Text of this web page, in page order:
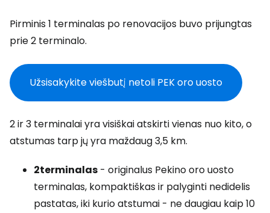
Pirminis 1 terminalas po renovacijos buvo prijungtas
prie 2 terminalo.
Užsisakykite viešbutį netoli PEK oro uosto
2 ir 3 terminalai yra visiškai atskirti vienas nuo kito, o
atstumas tarp jų yra maždaug 3,5 km.
2terminalas - originalus Pekino oro uosto
terminalas, kompaktiškas ir palyginti nedidelis
pastatas, iki kurio atstumai - ne daugiau kaip 10